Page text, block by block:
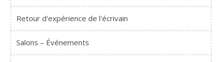
Retour d'expérience de l'écrivain
Salons – Événements